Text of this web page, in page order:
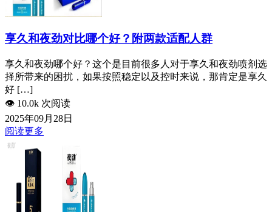
享久和夜劲对比哪个好？附两款适配人群
享久和夜劲哪个好？这个是目前很多人对于享久和夜劲喷剂选
择所带来的困扰，如果按照稳定以及控时来说，那肯定是享久
好 […]
👁️ 10.0k 次阅读
2025年09月28日
阅读更多